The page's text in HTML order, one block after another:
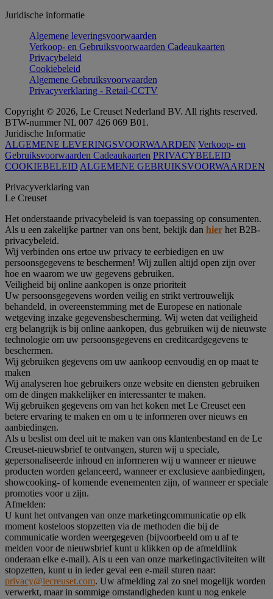
Juridische informatie
Algemene leveringsvoorwaarden
Verkoop- en Gebruiksvoorwaarden Cadeaukaarten
Privacybeleid
Cookiebeleid
Algemene Gebruiksvoorwaarden
Privacyverklaring - Retail-CCTV
Copyright © 2026, Le Creuset Nederland BV. All rights reserved.
BTW-nummer NL 007 426 069 B01.
Juridische Informatie
ALGEMENE LEVERINGSVOORWAARDEN Verkoop- en
Gebruiksvoorwaarden Cadeaukaarten PRIVACYBELEID
COOKIEBELEID ALGEMENE GEBRUIKSVOORWAARDEN
Privacyverklaring van
Le Creuset
Het onderstaande privacybeleid is van toepassing op consumenten.
Als u een zakelijke partner van ons bent, bekijk dan hier het B2B-
privacybeleid.
Wij verbinden ons ertoe uw privacy te eerbiedigen en uw
persoonsgegevens te beschermen! Wij zullen altijd open zijn over
hoe en waarom we uw gegevens gebruiken.
Veiligheid bij online aankopen is onze prioriteit
Uw persoonsgegevens worden veilig en strikt vertrouwelijk
behandeld, in overeenstemming met de Europese en nationale
wetgeving inzake gegevensbescherming. Wij weten dat veiligheid
erg belangrijk is bij online aankopen, dus gebruiken wij de nieuwste
technologie om uw persoonsgegevens en creditcardgegevens te
beschermen.
Wij gebruiken gegevens om uw aankoop eenvoudig en op maat te
maken
Wij analyseren hoe gebruikers onze website en diensten gebruiken
om de dingen makkelijker en interessanter te maken.
Wij gebruiken gegevens om van het koken met Le Creuset een
betere ervaring te maken en om u te informeren over nieuws en
aanbiedingen.
Als u beslist om deel uit te maken van ons klantenbestand en de Le
Creuset-nieuwsbrief te ontvangen, sturen wij u speciale,
gepersonaliseerde inhoud en informeren wij u wanneer er nieuwe
producten worden gelanceerd, wanneer er exclusieve aanbiedingen,
showcooking- of komende evenementen zijn, of wanneer er speciale
promoties voor u zijn.
Afmelden:
U kunt het ontvangen van onze marketingcommunicatie op elk
moment kosteloos stopzetten via de methoden die bij de
communicatie worden weergegeven (bijvoorbeeld om u af te
melden voor de nieuwsbrief kunt u klikken op de afmeldlink
onderaan elke e-mail). Als u een van onze marketingactiviteiten wilt
stopzetten, kunt u in ieder geval een e-mail sturen naar:
privacy@lecreuset.com. Uw afmelding zal zo snel mogelijk worden
verwerkt, maar in sommige omstandigheden kunt u nog enkele